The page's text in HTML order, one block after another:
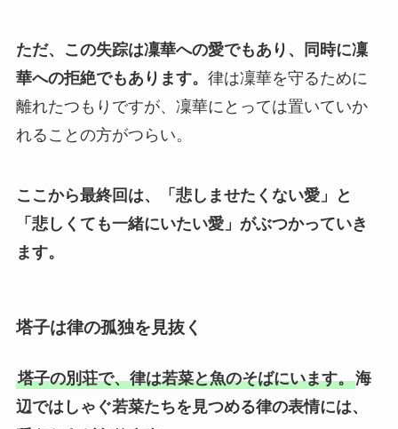
ただ、この失踪は凜華への愛でもあり、同時に凜
華への拒絶でもあります。 律は凜華を守るために
離れたつもりですが、凜華にとっては置いていか
れることの方がつらい。
ここから最終回は、「悲しませたくない愛」と
「悲しくても一緒にいたい愛」がぶつかっていき
ます。
塔子は律の孤独を見抜く
塔子の別荘で、律は若菜と魚のそばにいます。海
辺ではしゃぐ若菜たちを見つめる律の表情には、